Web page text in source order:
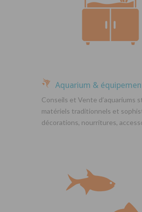
Aquarium &
Conseils et Vente d’aquariums
matériels traditionnels et
décorations, nourritures,